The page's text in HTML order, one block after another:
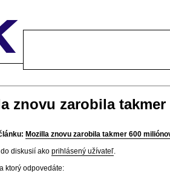
znovu zarobila
Mozilla znovu zarobila takmer 600
diskusií ako prihlásený užívateľ.
ktorý odpovedáte: